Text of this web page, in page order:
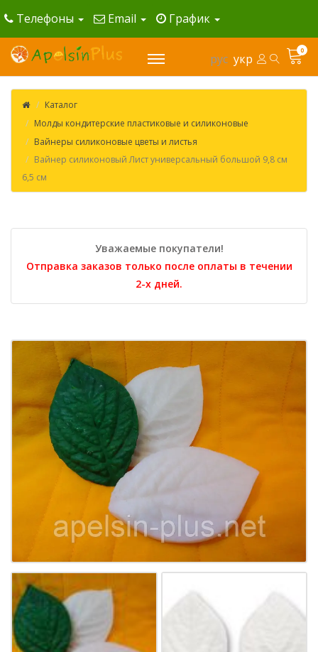
Телефоны Email График
рус укр
0
Каталог
Молды кондитерские пластиковые и силиконовые
Вайнеры силиконовые цветы и листья
Вайнер силиконовый Лист универсальный большой 9,8 см
6,5 см
Уважаемые покупатели!
Отправка заказов только после оплаты в течении
2-х дней.